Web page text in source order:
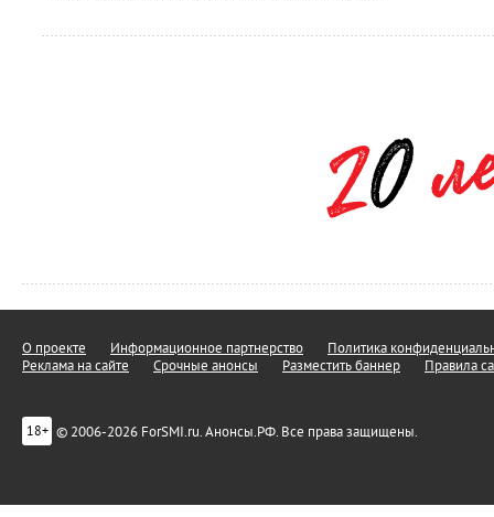
О проекте Информационное партнерство
Политика
Реклама на сайте
Срочные анонсы Разместить баннер Правила
18+ © 2006-2026 ForSMI.ru. Анонсы.РФ. Все права защищены.